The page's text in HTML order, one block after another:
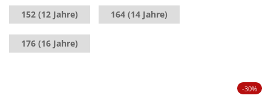
152 (12 Jahre) 164 (14 Jahre)
176 (16 Jahre)
-30%